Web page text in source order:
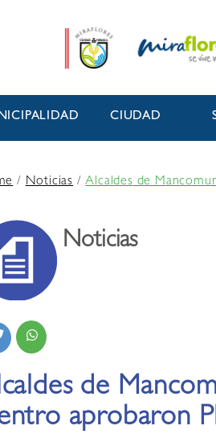
CIUDAD
/Noticias /Alcaldes de
Noticias
de
aprobaron